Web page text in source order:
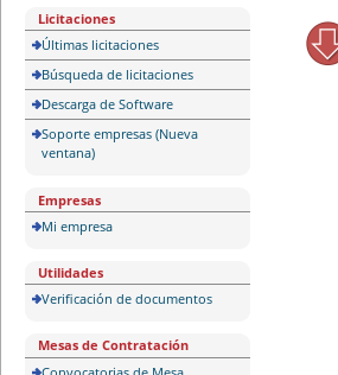
Licitaciones
Últimas licitaciones
Búsqueda de licitaciones
Descarga de Software
Soporte empresas (Nueva
ventana)
Empresas
Mi empresa
Utilidades
Verificación de documentos
Mesas de Contratación
Convocatorias de Mesa